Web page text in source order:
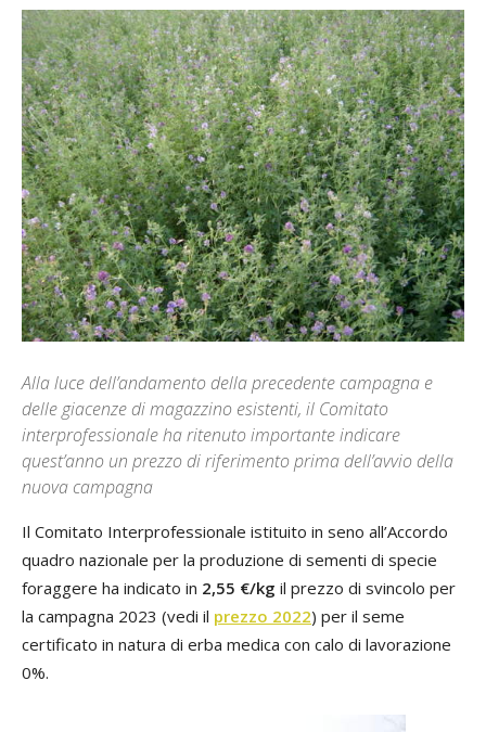
Alla luce dell’andamento della precedente campagna e
delle giacenze di magazzino esistenti, il Comitato
interprofessionale ha ritenuto importante indicare
quest’anno un prezzo di riferimento prima dell’avvio della
nuova campagna
Il Comitato Interprofessionale istituito in seno all’Accordo
quadro nazionale per la produzione di sementi di specie
foraggere ha indicato in 2,55 €/kg il prezzo di svincolo per
la campagna 2023 (vedi il prezzo 2022) per il seme
certificato in natura di erba medica con calo di lavorazione
0%.